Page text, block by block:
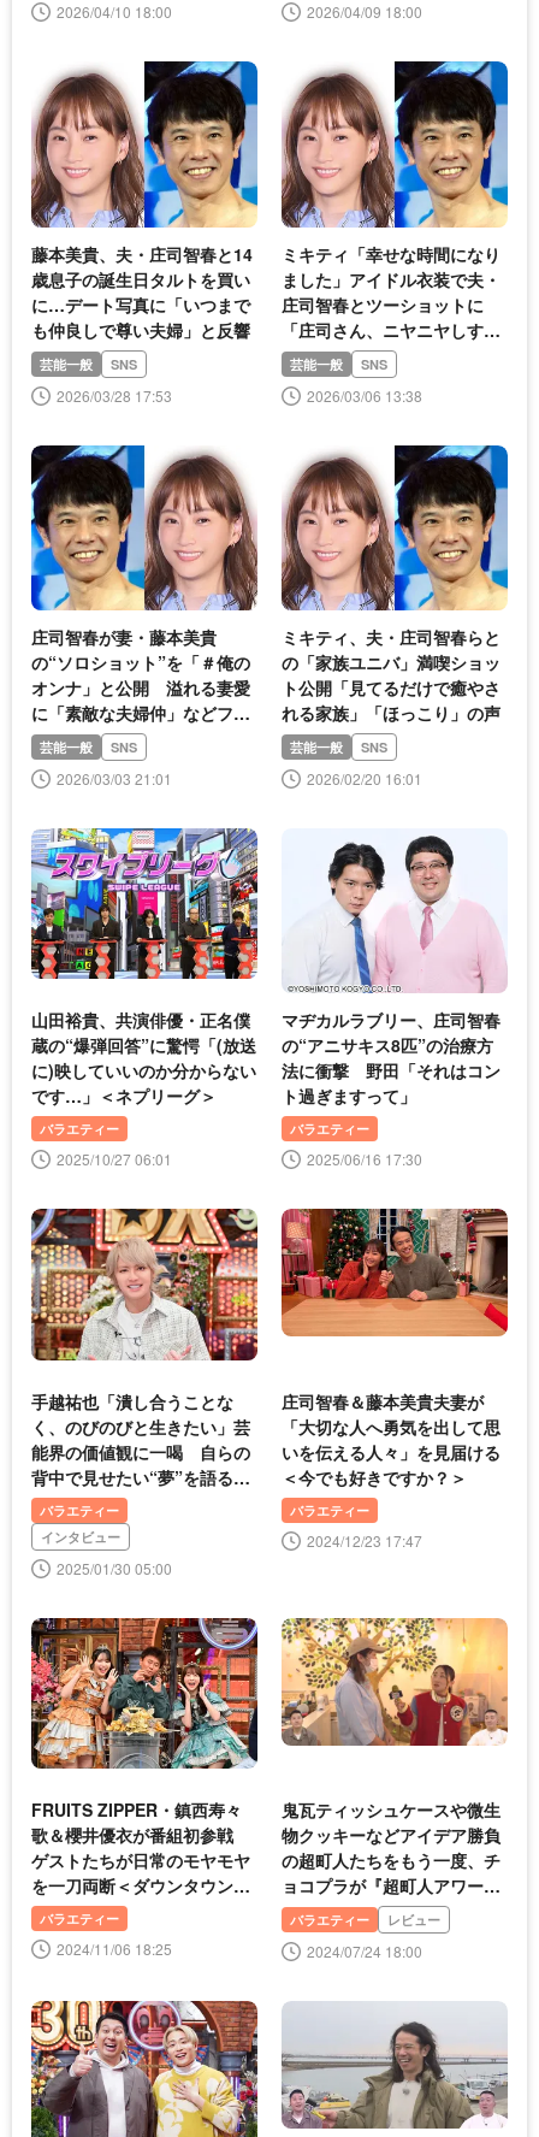
2026/04/10 18:00 2026/04/09 18:00
藤本美貴、夫・庄司智春と14
歳息子の誕生日タルトを買い
に…デート写真に「いつまで
も仲良しで尊い夫婦」と反響
芸能一般 SNS
2026/03/28 17:53
ミキティ「幸せな時間になり
ました」アイドル衣装で夫・
庄司智春とツーショットに
「庄司さん、ニヤニヤしすぎ
ｗ」
芸能一般 SNS
2026/03/06 13:38
庄司智春が妻・藤本美貴
の“ソロショット”を「＃俺の
オンナ」と公開 溢れる妻愛
に「素敵な夫婦仲」などファ
ン悶絶
芸能一般 SNS
2026/03/03 21:01
ミキティ、夫・庄司智春らと
の「家族ユニバ」満喫ショッ
ト公開「見てるだけで癒やさ
れる家族」「ほっこり」の声
芸能一般 SNS
2026/02/20 16:01
山田裕貴、共演俳優・正名僕
蔵の“爆弾回答”に驚愕「(放送
に)映していいのか分からない
です…」＜ネプリーグ＞
バラエティー
2025/10/27 06:01
マヂカルラブリー、庄司智春
の“アニサキス8匹”の治療方
法に衝撃 野田「それはコン
ト過ぎますって」
バラエティー
2025/06/16 17:30
手越祐也「潰し合うことな
く、のびのびと生きたい」芸
能界の価値観に一喝 自らの
背中で見せたい“夢”を語る＜
ダウンタウンDX＞
バラエティー
インタビュー
2025/01/30 05:00
庄司智春＆藤本美貴夫妻が
「大切な人へ勇気を出して思
いを伝える人々」を見届ける
＜今でも好きですか？＞
バラエティー
2024/12/23 17:47
FRUITS ZIPPER・鎮西寿々
歌＆櫻井優衣が番組初参戦
ゲストたちが日常のモヤモヤ
を一刀両断＜ダウンタウンDX
＞バラエティー
2024/11/06 18:25
鬼瓦ティッシュケースや微生
物クッキーなどアイデア勝負
の超町人たちをもう一度、チ
ョコプラが『超町人アワー
ド』を開催＜超町人！チョコ
レートサムネット＞
バラエティー レビュー
2024/07/24 18:00